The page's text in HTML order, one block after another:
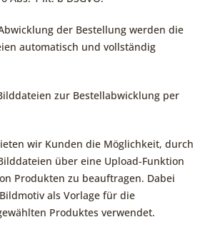
der Bestellung werden die
automatisch und vollständig
zur Bestellabwicklung per
wir Kunden die Möglichkeit, durch
über eine Upload-Funktion
Produkten zu beauftragen. Dabei
als Vorlage für die
Produktes verwendet.